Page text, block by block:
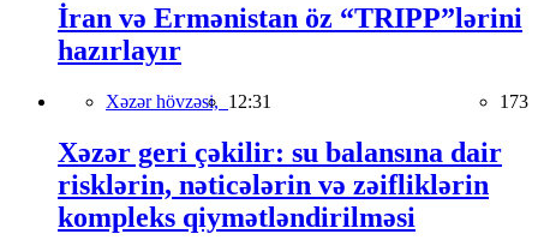
İran və Ermənistan öz “TRIPP”lərini
hazırlayır
Xəzər hövzəsi, 12:31 173
Xəzər geri çəkilir: su balansına dair
risklərin, nəticələrin və zəifliklərin
kompleks qiymətləndirilməsi